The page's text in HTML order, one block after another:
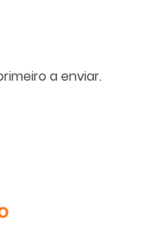
a enviar.